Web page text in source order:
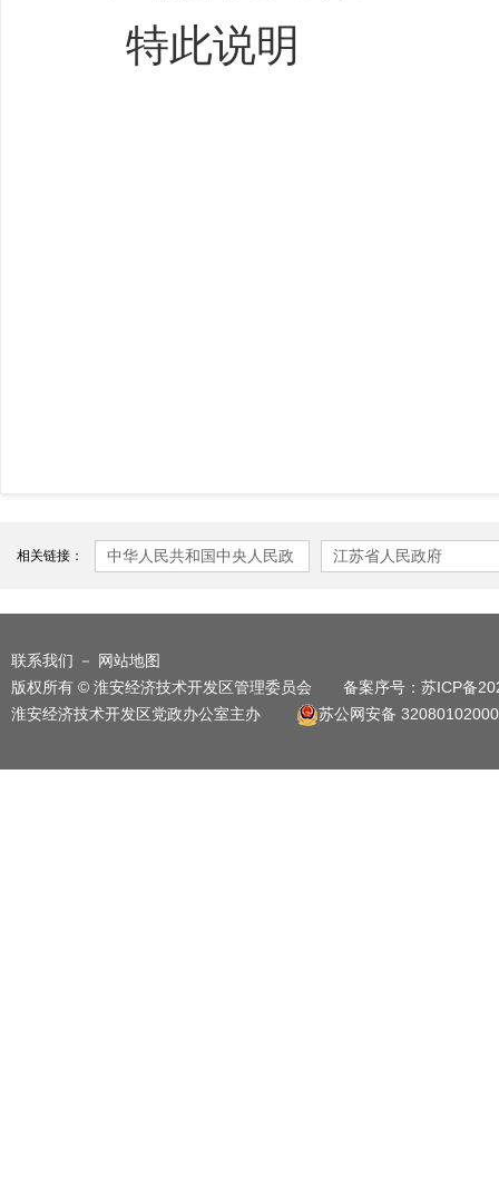
特此说明
相关链接：
中华人民共和国中央人民政
江苏省人民政府
联系我们 －
网站地图
版权所有 © 淮安经济技术开发区管理委员会 备案序号： 苏ICP备
淮安经济技术开发区党政办公室主办
苏公网安备